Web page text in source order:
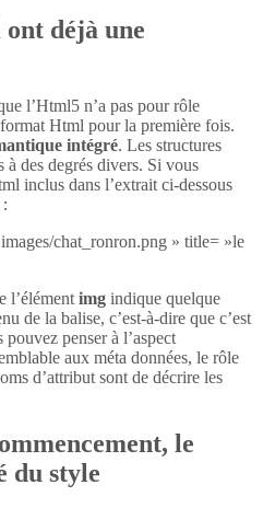
déjà une
l’Html5 n’a pas pour rôle
Html pour la première fois.
intégré. Les structures
des degrés divers. Si vous
inclus dans l’extrait ci-dessous
chat_ronron.png » title= »le
l’élément img indique quelque
de la balise, c’est-à-dire que c’est
penser à l’aspect
aux méta données, le rôle
d’attribut sont de décrire les
le
du style